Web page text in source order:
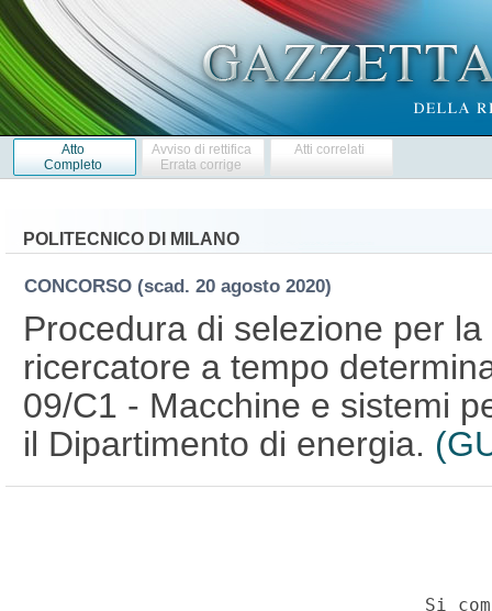
Atto
Completo
Avviso di rettifica
Errata corrige
Atti correlati
POLITECNICO DI MILANO
CONCORSO (scad. 20 agosto 2020)
Procedura di selezione per
ricercatore a tempo
09/C1 - Macchine e sistemi
il Dipartimento di energia.